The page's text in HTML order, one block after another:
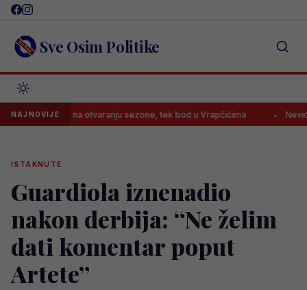
Skip
content Sve Osim Politike
NAJNOVIJEna otvaranju sezone, tek bod u Vrapčićima Neviđena
ISTAKNUTE
Guardiola iznenadio
nakon derbija: “Ne želim
dati komentar poput
Artete”